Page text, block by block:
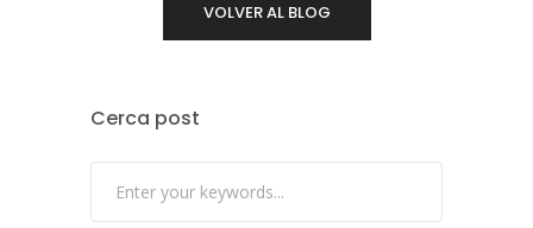
VOLVER AL BLOG
Cerca post